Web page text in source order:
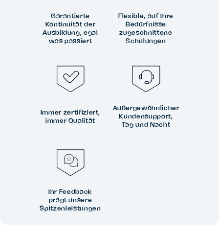
Garantierte
Kontinuität der
Ausbildung, egal
was passiert
Flexible, auf Ihre
Bedürfnisse
zugeschnittene
Schulungen
Immer zertifiziert,
immer Qualität
Außergewöhnlicher
Kundensupport,
Tag und Nacht
Ihr Feedback
prägt unsere
Spitzenleistungen